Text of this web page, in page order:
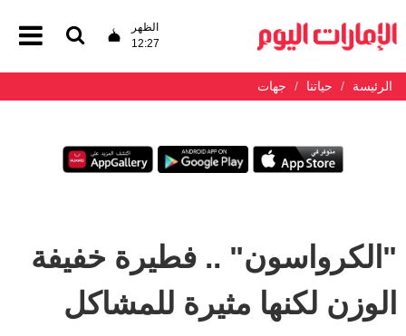
الظهر
12:27
الرئيسة حياتنا جهات
"الكرواسون" .. فطيرة خفيفة
الوزن لكنها مثيرة للمشاكل